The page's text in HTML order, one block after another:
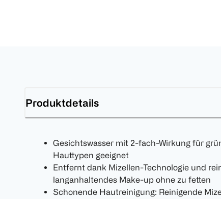
Produktdetails
Gesichtswasser mit 2-fach-Wirkung für
Hauttypen geeignet
Entfernt dank Mizellen-Technologie und
langanhaltendes Make-up ohne zu fetten
Schonende Hautreinigung: Reinigende